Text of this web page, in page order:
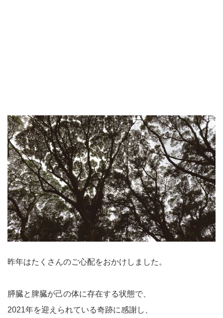
昨年はたくさんのご心配をおかけしました。
膵臓と脾臓が己の体に存在する状態で、
2021年を迎えられている奇跡に感謝し、